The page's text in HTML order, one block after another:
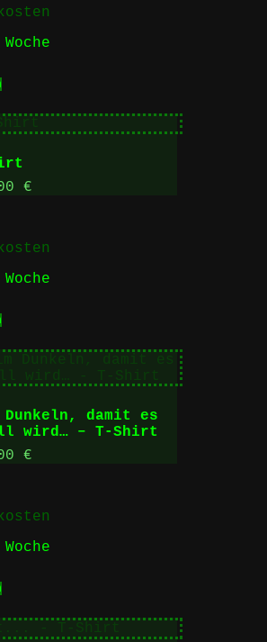
werden
Produkt
mehrere
Varianten
auf.
Die
Optionen
Produktseite
werden
€
Produkt
mehrere
Varianten
auf.
Die
Optionen
können
auf
werden
Dunkeln, damit es
wird… – T-Shirt
€
Produkt
mehrere